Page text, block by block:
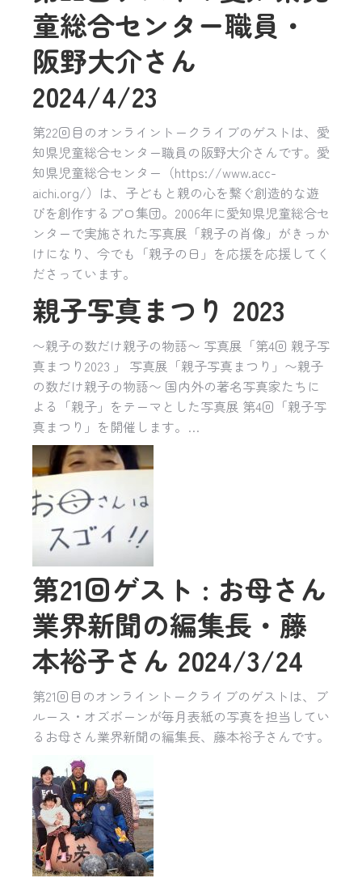
童総合センター職員・
阪野大介さん
2024/4/23
第22回目のオンライントークライブのゲストは、愛
知県児童総合センター職員の阪野大介さんです。愛
知県児童総合センター（https://www.acc-
aichi.org/）は、子どもと親の心を繋ぐ創造的な遊
びを創作するプロ集団。2006年に愛知県児童総合セ
ンターで実施された写真展「親子の肖像」がきっか
けになり、今でも「親子の日」を応援を応援してく
ださっています。
親子写真まつり 2023
〜親子の数だけ親子の物語〜 写真展「第4回 親子写
真まつり2023 」 写真展「親子写真まつり」〜親子
の数だけ親子の物語〜 国内外の著名写真家たちに
よる「親子」をテーマとした写真展 第4回「親子写
真まつり」を開催します。…
第21回ゲスト : お母さん
業界新聞の編集長・藤
本裕子さん 2024/3/24
第21回目のオンライントークライブのゲストは、ブ
ルース・オズボーンが毎月表紙の写真を担当してい
るお母さん業界新聞の編集長、藤本裕子さんです。